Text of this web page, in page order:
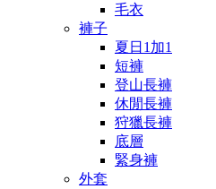
毛衣
褲子
夏日1加1
短褲
登山長褲
休閒長褲
狩獵長褲
底層
緊身褲
外套